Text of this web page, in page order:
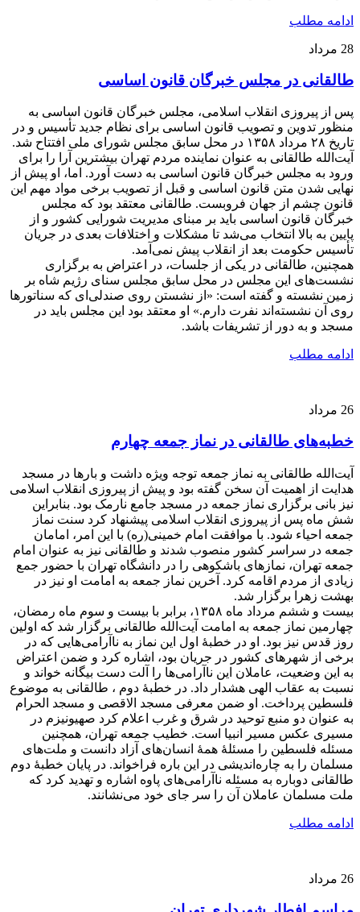
ادامه مطلب
28 مرداد
طالقانی در مجلس خبرگان قانون اساسی
پس از پیروزی انقلاب اسلامی، مجلس خبرگان قانون اساسی به
منظور تدوین و تصویب قانون اساسی برای نظام جدید تأسیس و در
تاریخ ۲۸ مرداد ۱۳۵۸ در محل سابق مجلس شورای ملی افتتاح شد.
آیت‌الله طالقانی به عنوان نماینده مردم تهران بیشترین آرا را برای
ورود به مجلس خبرگان قانون اساسی به دست آورد. اما، او پیش از
نهایی شدن متن قانون اساسی و قبل از تصویب برخی مواد مهم این
قانون چشم از جهان فروبست. طالقانی معتقد بود که مجلس
خبرگان قانون اساسی باید بر مبنای مدیریت شورایی کشور و از
پایین به بالا انتخاب می‌شد تا مشکلات و اختلافات بعدی در جریان
تأسیس حکومت بعد از انقلاب پیش نمی‌آمد.
همچنین، طالقانی در یکی از جلسات، در اعتراض به برگزاری
نشست‌های این مجلس در محل سابق مجلس سنای رژیم شاه بر
زمین نشسته و گفته است: «از نشستن روی صندلی‌ای که سناتورها
روی آن نشسته‌اند نفرت دارم.» او معتقد بود این مجلس باید در
مسجد و به دور از تشریفات باشد.
ادامه مطلب
26 مرداد
خطبه‌های طالقانی در نماز جمعه چهارم
آیت‌الله طالقانی به نماز جمعه توجه ویژه داشت و بارها در مسجد
هدایت از اهمیت آن سخن گفته بود و پیش از پیروزی انقلاب اسلامی
نیز بانی برگزاری نماز جمعه در مسجد جامع نارمک بود. بنابراین
شش ماه پس از پیروزی انقلاب اسلامی پیشنهاد کرد سنت نماز
جمعه احیاء شود. با موافقت امام خمینی(ره) با این امر، امامان
جمعه در سراسر کشور منصوب شدند و طالقانی نیز به عنوان امام
جمعه تهران، نمازهای باشکوهی را در دانشگاه تهران با حضور جمع
زیادی از مردم اقامه کرد. آخرین نماز جمعه به امامت او نیز در
بهشت زهرا برگزار شد.
بیست و ششم مرداد ماه ۱۳۵۸، برابر با بیست و سوم ماه رمضان،
چهارمین نماز جمعه به امامت آیت‌الله طالقانی برگزار شد که اولین
روز قدس نیز بود. او در خطبۀ اول این نماز به ناآرامی‌هایی که در
برخی از شهرهای کشور در جریان بود، اشاره کرد و ضمن اعتراض
به این وضعیت، عاملان این ناآرامی‌ها را آلت دست بیگانه خواند و
نسبت به عقاب الهی هشدار داد. در خطبۀ دوم ، طالقانی به موضوع
فلسطین پرداخت. او ضمن معرفی مسجد الاقصی و مسجد الحرام
به عنوان دو منبع توحید در شرق و غرب اعلام کرد صهیونیزم در
مسیری عکس مسیر انبیا است. خطیب جمعه تهران، همچنین
مسئله فلسطین را مسئلۀ همۀ انسان‌های آزاد دانست و ملت‌های
مسلمان را به چاره‌اندیشی در این باره فراخواند. در پایان خطبۀ دوم
طالقانی دوباره به مسئله ناآرامی‌های پاوه اشاره و تهدید کرد که
ملت مسلمان عاملان آن را سر جای خود می‌نشانند.
ادامه مطلب
26 مرداد